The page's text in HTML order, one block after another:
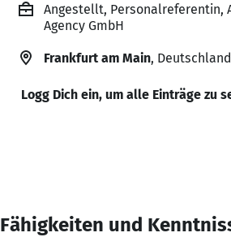
Angestellt, Personalreferentin,
Agency GmbH
Frankfurt am Main, Deutschland
Logg Dich ein, um alle Einträge zu
Fähigkeiten und